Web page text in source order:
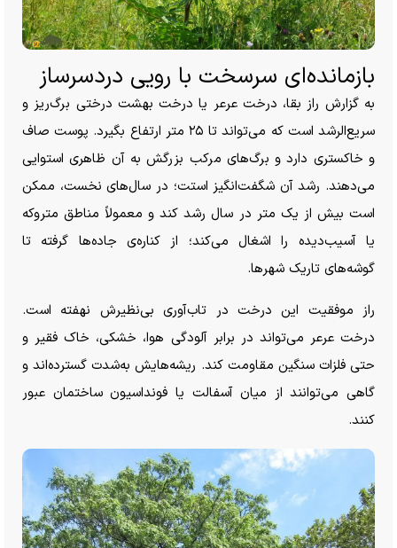
بازمانده‌ای سرسخت با رویی دردسرساز
به گزارش راز بقا، درخت عرعر یا درخت بهشت درختی برگ‌ریز و
سریع‌الرشد است که می‌تواند تا ۲۵ متر ارتفاع بگیرد. پوست صاف
و خاکستری دارد و برگ‌های مرکب بزرگش به آن ظاهری استوایی
می‌دهند. رشد آن شگفت‌انگیز استت؛ در سال‌های نخست، ممکن
است بیش از یک متر در سال رشد کند و معمولاً مناطق متروکه
یا آسیب‌دیده را اشغال می‌کند؛ از کناره‌ی جاده‌ها گرفته تا
گوشه‌های تاریک شهرها.
راز موفقیت این درخت در تاب‌آوری بی‌نظیرش نهفته است.
درخت عرعر می‌تواند در برابر آلودگی هوا، خشکی، خاک فقیر و
حتی فلزات سنگین مقاومت کند. ریشه‌هایش به‌شدت گسترده‌اند و
گاهی می‌توانند از میان آسفالت یا فونداسیون ساختمان عبور
کنند.